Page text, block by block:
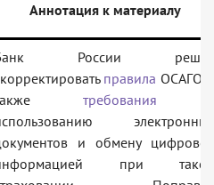
Аннотация к материалу
России
правила ОСАГО,
требования
и обмену
при